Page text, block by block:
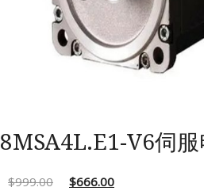
8MSA4L.E1-V6伺
$999.00 $666.00